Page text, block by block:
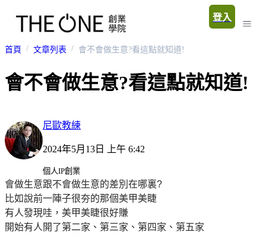
登入
首頁 文章列表 會不會做生意?看這點就知道!
會不會做生意?看這點就知道!
尼歐教練
2024年5月13日 上午 6:42
個人IP創業
會做生意跟不會做生意的差別在哪裏?
比如說前一陣子很夯的那個美甲美睫
有人發現哇，美甲美睫很好賺
開始有人開了第二家、第三家、第四家、第五家